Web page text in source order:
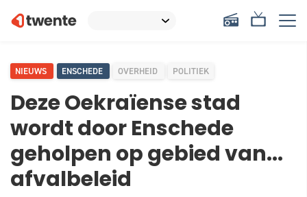
NIEUWS ENSCHEDE OVERHEID POLITIEK
Deze Oekraïense stad
wordt door Enschede
geholpen op gebied van...
afvalbeleid